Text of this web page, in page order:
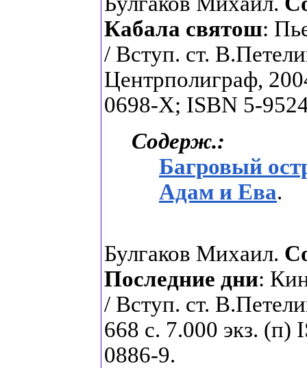
Кабала святош:
/ Вступ. ст.
Центрполиграф,
0698-X; ISBN 5-
Содерж.:
Багровый
Адам и Ева.
Булгаков Михаил.
Последние дни:
/ Вступ. ст.
668 с. 7.000 экз.
0886-9.